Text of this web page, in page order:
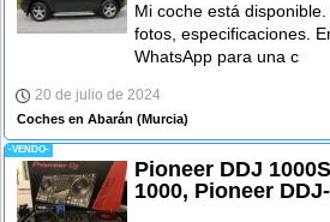
Mi coche está
fotos, especificaciones.
WhatsApp para una c
20 de julio de 2024
Coches en Abarán (Murcia)
-VENDO-
Pioneer DDJ
1000, Pioneer